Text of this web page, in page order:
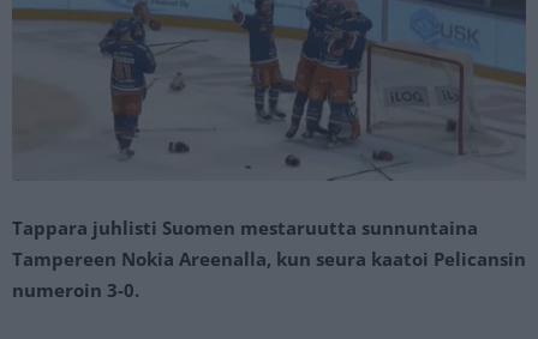
Tappara juhlisti Suomen mestaruutta sunnuntaina
Tampereen Nokia Areenalla, kun seura kaatoi Pelicansin
numeroin 3-0.